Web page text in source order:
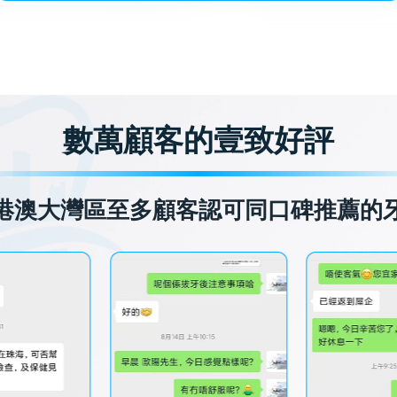
數萬顧客的壹致好評
澳大灣區至多顧客認可同口碑推薦的